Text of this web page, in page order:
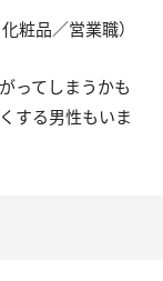
粧品／営業職）
ってしまうかも
する男性もいま